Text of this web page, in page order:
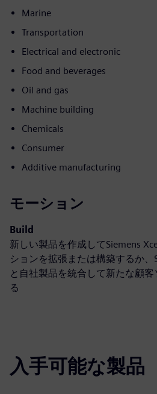
Marine
Transportation
Electrical and electronic
Food and beverages
Oil and gas
Machine building
Chemicals
Consumer
Additive manufacturing
モーション
Build
新しい製品を作成してSiemens
ションを拡張または構築するか、
と自社製品を統合して新たな顧
る
入手可能な製品